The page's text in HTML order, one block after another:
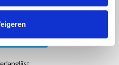
AAN WINKELWAGEN